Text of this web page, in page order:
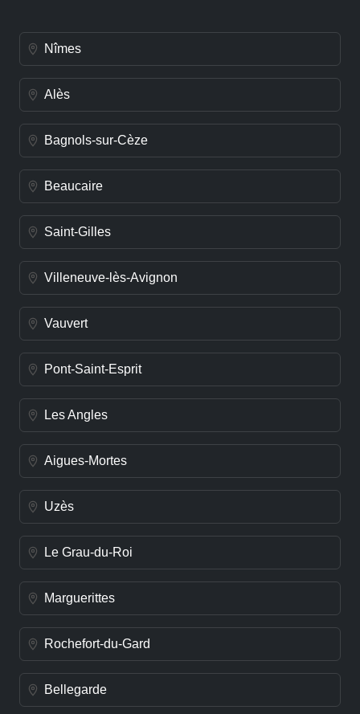
Nîmes
Alès
Bagnols-sur-Cèze
Beaucaire
Saint-Gilles
Villeneuve-lès-Avignon
Vauvert
Pont-Saint-Esprit
Les Angles
Aigues-Mortes
Uzès
Le Grau-du-Roi
Marguerittes
Rochefort-du-Gard
Bellegarde